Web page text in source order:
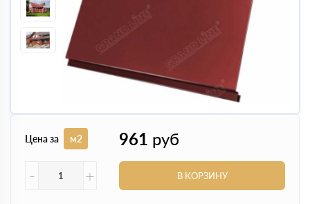
Цена за м2 961 руб
-
+ В КОРЗИНУ